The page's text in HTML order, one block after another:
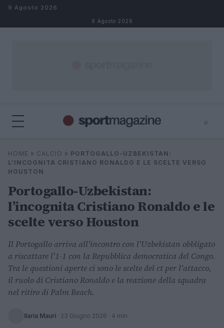
Salta al contenuto
9 Agosto 2026
9 Agosto 2026
⌕
Cerca
HOME » CALCIO » PORTOGALLO-UZBEKISTAN:
L’INCOGNITA CRISTIANO RONALDO E LE SCELTE VERSO
HOUSTON
Portogallo-Uzbekistan:
l’incognita Cristiano Ronaldo e le
scelte verso Houston
Il Portogallo arriva all'incontro con l'Uzbekistan obbligato
a riscattare l'1-1 con la Repubblica democratica del Congo.
Tra le questioni aperte ci sono le scelte del ct per l'attacco,
il ruolo di Cristiano Ronaldo e la reazione della squadra
nel ritiro di Palm Beach.
Ilaria Mauri · 23 Giugno 2026 · 4 min